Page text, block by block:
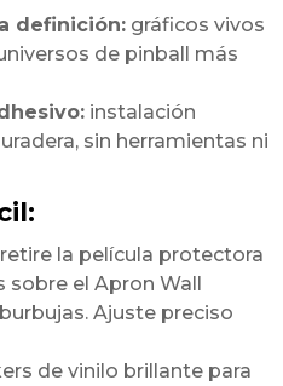
definición: gráficos vivos
de pinball más
instalación
sin herramientas ni
la película protectora
sobre el Apron Wall
Ajuste preciso
de vinilo brillante para